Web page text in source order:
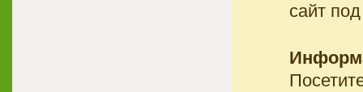
сайт